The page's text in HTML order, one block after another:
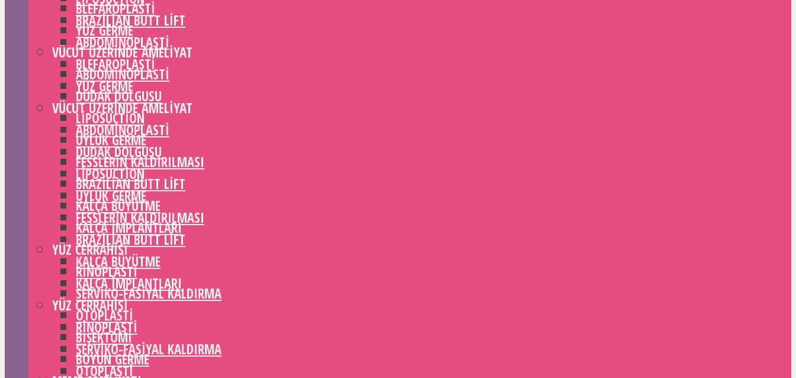
BLEFAROPLASTI
YÜZ GERME
VÜCUT ÜZERINDE AMELIYAT
ABDOMINOPLASTI
DUDAK DOLGUSU
LIPOSUCTION
UYLUK GERME
FESSLERIN KALDIRILMASI
BRAZILIAN BUTT LIFT
KALÇA BÜYÜTME
KALÇA IMPLANTLARI
YÜZ CERRAHISI
RINOPLASTI
SERVIKO-FASIYAL KALDIRMA
OTOPLASTI
BIŞEKTOMI
BOYUN GERME
BRAZILIAN BUTT LIFT
ABDOMINOPLASTI
BLEFAROPLASTI
YÜZ GERME
VÜCUT ÜZERINDE AMELIYAT
ABDOMINOPLASTI
DUDAK DOLGUSU
LIPOSUCTION
UYLUK GERME
FESSLERIN KALDIRILMASI
BRAZILIAN BUTT LIFT
KALÇA BÜYÜTME
KALÇA IMPLANTLARI
YÜZ CERRAHISI
RINOPLASTI
SERVIKO-FASIYAL KALDIRMA
OTOPLASTI